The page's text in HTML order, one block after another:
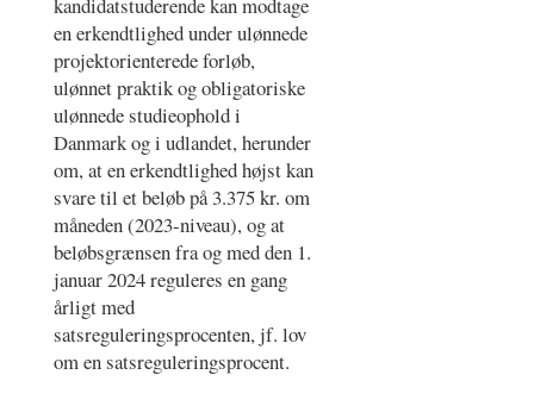
en erkendtlighed under ulønnede
projektorienterede forløb,
ulønnet praktik og obligatoriske
ulønnede studieophold i
Danmark og i udlandet, herunder
om, at en erkendtlighed højst kan
svare til et beløb på 3.375 kr. om
måneden (2023-niveau), og at
beløbsgrænsen fra og med den 1.
januar 2024 reguleres en gang
årligt med
satsreguleringsprocenten, jf. lov
om en satsreguleringsprocent.